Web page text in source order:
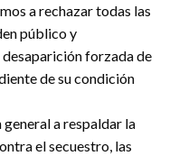
a rechazar todas las
público y
forzada de
de su condición
a respaldar la
el secuestro, las